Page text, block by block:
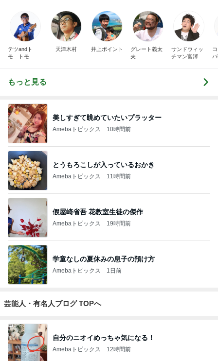
テツandト
モ トモ
天津木村 井上ポイント
グレート義太
夫
サンドウィッ
チマン富澤
もっと見る
美しすぎて眺めていたいプラッター
Amebaトピックス 10時間前
とうもろこしが入っているおかき
Amebaトピックス 11時間前
假屋崎省吾 花教室生徒の傑作
Amebaトピックス 19時間前
学童なしの夏休みの息子の預け方
Amebaトピックス 1日前
芸能人・有名人ブログ TOPへ
自分のニオイめっちゃ気になる！
Amebaトピックス 12時間前